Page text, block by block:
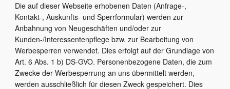
Die auf dieser Webseite erhobenen Daten (Anfrage-,
Kontakt-, Auskunfts- und Sperrformular) werden zur
Anbahnung von Neugeschäften und/oder zur
Kunden-/Interessentenpflege bzw. zur Bearbeitung von
Werbesperren verwendet. Dies erfolgt auf der Grundlage von
Art. 6 Abs. 1 b) DS-GVO. Personenbezogene Daten, die zum
Zwecke der Werbesperrung an uns übermittelt werden,
werden ausschließlich für diesen Zweck gespeichert. Dies